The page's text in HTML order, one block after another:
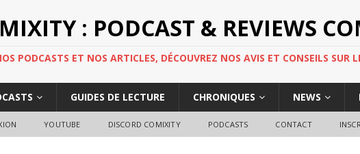
: PODCAST & REVIEWS
PODCASTS ET NOS ARTICLES, DÉCOUVREZ NOS AVIS ET CONSEILS SUR
GUIDES DE LECTURE CHRONIQUES NEWS
YOUTUBE DISCORD COMIXITY PODCASTS CONTACT